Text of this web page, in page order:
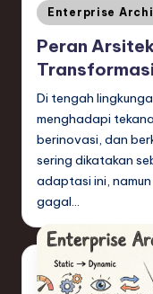
Posted
in
Enterprise
Peran
Di tengah
menghadapi
berinovasi, dan
sering dikatakan
adaptasi ini,
gagal…